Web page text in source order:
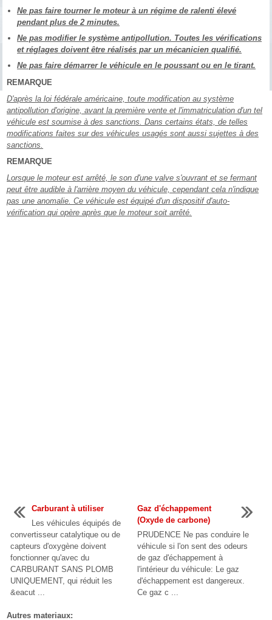
Ne pas faire tourner le moteur à un régime de ralenti élevé
pendant plus de 2 minutes.
Ne pas modifier le système antipollution. Toutes les vérifications
et réglages doivent être réalisés par un mécanicien qualifié.
Ne pas faire démarrer le véhicule en le poussant ou en le tirant.
REMARQUE
D'après la loi fédérale américaine, toute modification au système
antipollution d'origine, avant la première vente et l'immatriculation d'un tel
véhicule est soumise à des sanctions. Dans certains états, de telles
modifications faites sur des véhicules usagés sont aussi sujettes à des
sanctions.
REMARQUE
Lorsque le moteur est arrêté, le son d'une valve s'ouvrant et se fermant
peut être audible à l'arrière moyen du véhicule, cependant cela n'indique
pas une anomalie. Ce véhicule est équipé d'un dispositif d'auto-
vérification qui opère après que le moteur soit arrêté.
Carburant à utiliser
Les véhicules équipés de
convertisseur catalytique ou de
capteurs d'oxygène doivent
fonctionner qu'avec du
CARBURANT SANS PLOMB
UNIQUEMENT, qui réduit les
&eacut ...
Gaz d'échappement
(Oxyde de carbone)
PRUDENCE Ne pas conduire le
véhicule si l'on sent des odeurs
de gaz d'échappement à
l'intérieur du véhicule: Le gaz
d'échappement est dangereux.
Ce gaz c ...
Autres materiaux: